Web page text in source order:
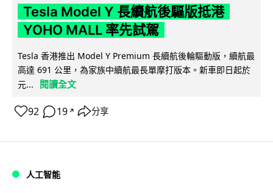
Tesla Model Y 長續航後驅版抵港
YOHO MALL 率先試駕
Tesla 香港推出 Model Y Premium 長續航後輪驅動版，續航最
高達 691 公里，為家族中續航最長單摩打版本。新車即日起於
元...
閱讀全文
92 19 ↗ 分享
人工智能